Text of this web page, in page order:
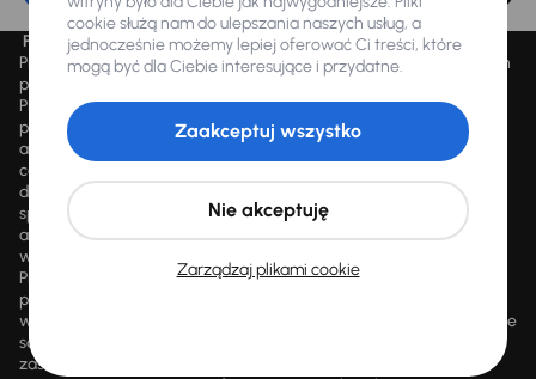
Promocja „Letnie przeceny aż 1500 aut”
Promocja „Letnie przeceny aż 1500 aut” obowiązuje we wszystkich
placówkach Autocentrum AAA AUTO Sp. z o.o. („AAA AUTO”).
Promocja polega na możliwości nabycia wybranych pojazdów
przecenionych, wskazanych w serwisie internetowym
aaaauto.pl/promocja, ze zniżką uwidocznioną w prezentowanej
cenie. Zniżka jest obliczana jako różnica pomiędzy najniższą ceną
danego pojazdu z 30 dni przed obniżką a jego aktualną ceną
sprzedaży. Liczba samochodów objętych promocją jest zmienna i
aktualizowana na bieżąco; średnia liczba dostępnych pojazdów
wynosi około 1500, a nowe auta są dodawane każdego dnia.
Promocji nie można łączyć z innymi aktualnie obowiązującymi
promocjami ani rabatami, ani dochodzić do niej prawa z mocą
wsteczną. Szczegółowe informacje o zasadach promocji udzielane
są przez upoważnionych pracowników AAA AUTO. AAA AUTO
zastrzega sobie prawo do zawarcia umowy wyłącznie w formie
cookie służą nam do ulepszania naszych usług, a
jednocześnie możemy lepiej oferować Ci treści, które
mogą być dla Ciebie interesujące i przydatne.
Zarządzaj plikami cookie
Nie akceptuję
Zaakceptuj wszystko